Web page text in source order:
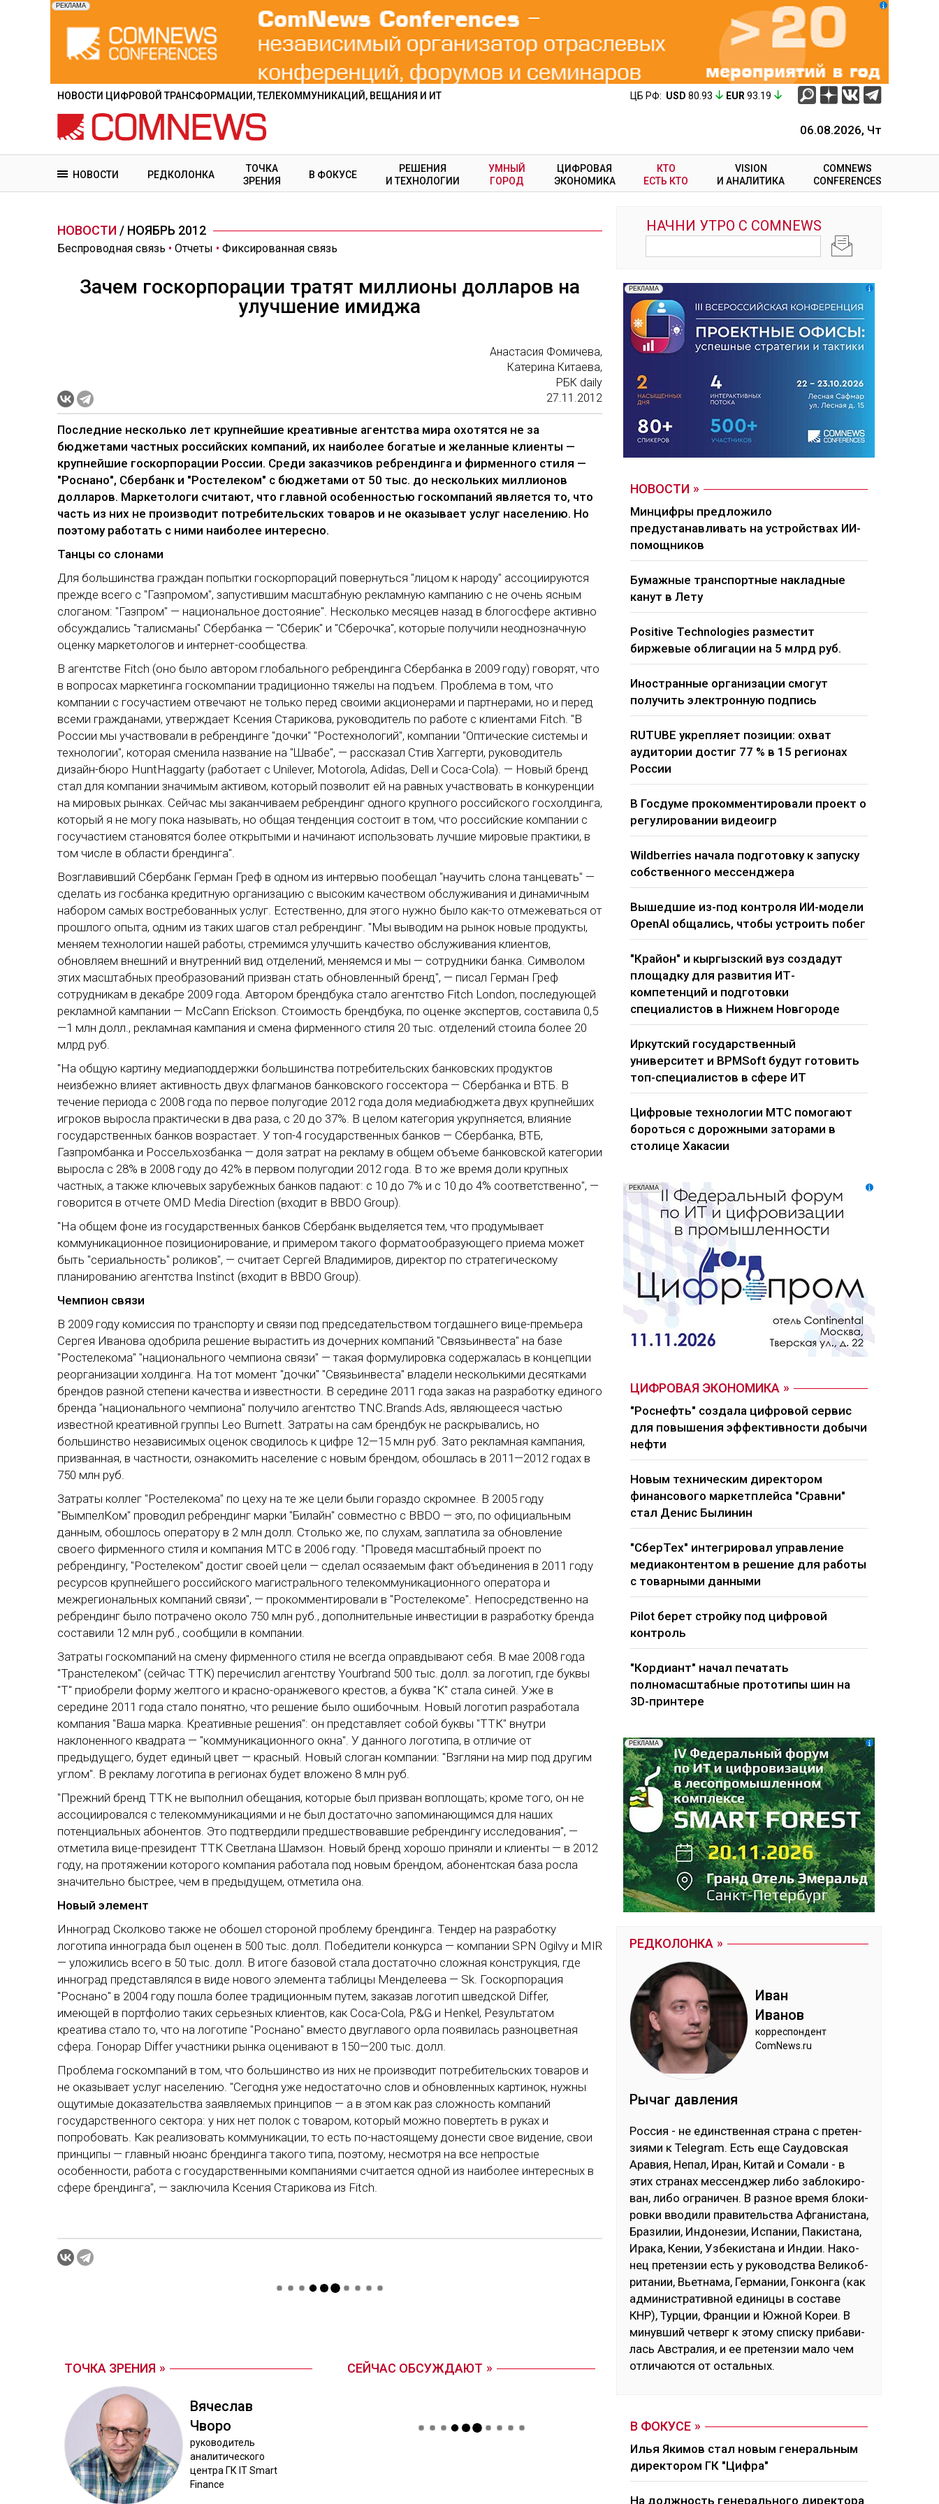
содержанию
НОВОСТИ ЦИФРОВОЙ ТРАНСФОРМАЦИИ, ТЕЛЕКОММУНИКАЦИЙ, ВЕЩАНИЯ И ИТ ЦБ РФ: USD 80.93 EUR 93.19
06.08.2026, Чт
НОВОСТИ РЕДКОЛОНКА
ТОЧКА
ЗРЕНИЯ
В ФОКУСЕ
РЕШЕНИЯ
И ТЕХНОЛОГИИ
УМНЫЙ
ГОРОД
ЦИФРОВАЯ
ЭКОНОМИКА
КТО
ЕСТЬ КТО
VISION
И АНАЛИТИКА
COMNEWS
CONFERENCES
НОВОСТИ / НОЯБРЬ 2012
Беспроводная связь • Отчеты • Фиксированная связь
Зачем госкорпорации тратят миллионы долларов на
улучшение имиджа
Анастасия Фомичева,
Катерина Китаева,
РБК daily
27.11.2012
Последние несколько лет крупнейшие креативные агентства мира охотятся не за
бюджетами частных российских компаний, их наиболее богатые и желанные клиенты —
крупнейшие госкорпорации России. Среди заказчиков ребрендинга и фирменного стиля —
"Роснано", Сбербанк и "Ростелеком" с бюджетами от 50 тыс. до нескольких миллионов
долларов. Маркетологи считают, что главной особенностью госкомпаний является то, что
часть из них не производит потребительских товаров и не оказывает услуг населению. Но
поэтому работать с ними наиболее интересно.
Танцы со слонами
Для большинства граждан попытки госкорпораций повернуться "лицом к народу" ассоциируются
прежде всего с "Газпромом", запустившим масштабную рекламную кампанию с не очень ясным
слоганом: "Газпром" — национальное достояние". Несколько месяцев назад в блогосфере активно
обсуждались "талисманы" Сбербанка — "Сберик" и "Сберочка", которые получили неоднозначную
оценку маркетологов и интернет-сообщества.
В агентстве Fitch (оно было автором глобального ребрендинга Сбербанка в 2009 году) говорят, что
в вопросах маркетинга госкомпании традиционно тяжелы на подъем. Проблема в том, что
компании с госучастием отвечают не только перед своими акционерами и партнерами, но и перед
всеми гражданами, утверждает Ксения Старикова, руководитель по работе с клиентами Fitch. "В
России мы участвовали в ребрендинге "дочки" "Ростехнологий", компании "Оптические системы и
технологии", которая сменила название на "Швабе", — рассказал Стив Хаггерти, руководитель
дизайн-бюро HuntHaggarty (работает с Unilever, Motorola, Adidas, Dell и Coca-Cola). — Новый бренд
стал для компании значимым активом, который позволит ей на равных участвовать в конкуренции
на мировых рынках. Сейчас мы заканчиваем ребрендинг одного крупного российского госхолдинга,
который я не могу пока называть, но общая тенденция состоит в том, что российские компании с
госучастием становятся более открытыми и начинают использовать лучшие мировые практики, в
том числе в области брендинга".
Возглавивший Сбербанк Герман Греф в одном из интервью пообещал "научить слона танцевать" —
сделать из госбанка кредитную организацию с высоким качеством обслуживания и динамичным
набором самых востребованных услуг. Естественно, для этого нужно было как-то отмежеваться от
прошлого опыта, одним из таких шагов стал ребрендинг. "Мы выводим на рынок новые продукты,
меняем технологии нашей работы, стремимся улучшить качество обслуживания клиентов,
обновляем внешний и внутренний вид отделений, меняемся и мы — сотрудники банка. Символом
этих масштабных преобразований призван стать обновленный бренд", — писал Герман Греф
сотрудникам в декабре 2009 года. Автором брендбука стало агентство Fitch London, последующей
рекламной кампании — McCann Erickson. Стоимость брендбука, по оценке экспертов, составила 0,5
—1 млн долл., рекламная кампания и смена фирменного стиля 20 тыс. отделений стоила более 20
млрд руб.
"На общую картину медиаподдержки большинства потребительских банковских продуктов
неизбежно влияет активность двух флагманов банковского госсектора — Сбербанка и ВТБ. В
течение периода с 2008 года по первое полугодие 2012 года доля медиабюджета двух крупнейших
игроков выросла практически в два раза, с 20 до 37%. В целом категория укрупняется, влияние
государственных банков возрастает. У топ-4 государственных банков — Сбербанка, ВТБ,
Газпромбанка и Россельхозбанка — доля затрат на рекламу в общем объеме банковской категории
выросла с 28% в 2008 году до 42% в первом полугодии 2012 года. В то же время доли крупных
частных, а также ключевых зарубежных банков падают: с 10 до 7% и с 10 до 4% соответственно", —
говорится в отчете OMD Media Direction (входит в BBDO Group).
"На общем фоне из государственных банков Сбербанк выделяется тем, что продумывает
коммуникационное позиционирование, и примером такого форматообразующего приема может
быть "сериальность" роликов", — считает Сергей Владимиров, директор по стратегическому
планированию агентства Instinct (входит в BBDO Group).
Чемпион связи
В 2009 году комиссия по транспорту и связи под председательством тогдашнего вице-премьера
Сергея Иванова одобрила решение вырастить из дочерних компаний "Связьинвеста" на базе
"Ростелекома" "национального чемпиона связи" — такая формулировка содержалась в концепции
реорганизации холдинга. На тот момент "дочки" "Связьинвеста" владели несколькими десятками
брендов разной степени качества и известности. В середине 2011 года заказ на разработку единого
бренда "национального чемпиона" получило агентство TNC.Brands.Ads, являющееся частью
известной креативной группы Leo Burnett. Затраты на сам брендбук не раскрывались, но
большинство независимых оценок сводилось к цифре 12—15 млн руб. Зато рекламная кампания,
призванная, в частности, ознакомить население с новым брендом, обошлась в 2011—2012 годах в
750 млн руб.
Затраты коллег "Ростелекома" по цеху на те же цели были гораздо скромнее. В 2005 году
"ВымпелКом" проводил ребрендинг марки "Билайн" совместно с BBDO — это, по официальным
данным, обошлось оператору в 2 млн долл. Столько же, по слухам, заплатила за обновление
своего фирменного стиля и компания МТС в 2006 году. "Проведя масштабный проект по
ребрендингу, "Ростелеком" достиг своей цели — сделал осязаемым факт объединения в 2011 году
ресурсов крупнейшего российского магистрального телекоммуникационного оператора и
межрегиональных компаний связи", — прокомментировали в "Ростелекоме". Непосредственно на
ребрендинг было потрачено около 750 млн руб., дополнительные инвестиции в разработку бренда
составили 12 млн руб., сообщили в компании.
Затраты госкомпаний на смену фирменного стиля не всегда оправдывают себя. В мае 2008 года
"Транстелеком" (сейчас ТТК) перечислил агентству Yourbrand 500 тыс. долл. за логотип, где буквы
"Т" приобрели форму желтого и красно-оранжевого крестов, а буква "К" стала синей. Уже в
середине 2011 года стало понятно, что решение было ошибочным. Новый логотип разработала
компания "Ваша марка. Креативные решения": он представляет собой буквы "ТТК" внутри
наклоненного квадрата — "коммуникационного окна". У данного логотипа, в отличие от
предыдущего, будет единый цвет — красный. Новый слоган компании: "Взгляни на мир под другим
углом". В рекламу логотипа в регионах будет вложено 8 млн руб.
"Прежний бренд ТТК не выполнил обещания, которые был призван воплощать; кроме того, он не
ассоциировался с телекоммуникациями и не был достаточно запоминающимся для наших
потенциальных абонентов. Это подтвердили предшествовавшие ребрендингу исследования", —
отметила вице-президент ТТК Светлана Шамзон. Новый бренд хорошо приняли и клиенты — в 2012
году, на протяжении которого компания работала под новым брендом, абонентская база росла
значительно быстрее, чем в предыдущем, отметила она.
Новый элемент
Инноград Сколково также не обошел стороной проблему брендинга. Тендер на разработку
логотипа иннограда был оценен в 500 тыс. долл. Победители конкурса — компании SPN Ogilvy и MIR
— уложились всего в 50 тыс. долл. В итоге базовой стала достаточно сложная конструкция, где
инноград представлялся в виде нового элемента таблицы Менделеева — Sk. Госкорпорация
"Роснано" в 2004 году пошла более традиционным путем, заказав логотип шведской Differ,
имеющей в портфолио таких серьезных клиентов, как Coca-Cola, P&G и Henkel, Результатом
креатива стало то, что на логотипе "Роснано" вместо двуглавого орла появилась разноцветная
сфера. Гонорар Differ участники рынка оценивают в 150—200 тыс. долл.
Проблема госкомпаний в том, что большинство из них не производит потребительских товаров и
не оказывает услуг населению. "Сегодня уже недостаточно слов и обновленных картинок, нужны
ощутимые доказательства заявляемых принципов — а в этом как раз сложность компаний
государственного сектора: у них нет полок с товаром, который можно повертеть в руках и
попробовать. Как реализовать коммуникации, то есть по-настоящему донести свое видение, свои
принципы — главный нюанс брендинга такого типа, поэтому, несмотря на все непростые
особенности, работа с государственными компаниями считается одной из наиболее интересных в
сфере брендинга", — заключила Ксения Старикова из Fitch.
ТОЧКА ЗРЕНИЯ
Вя­чес­лав
Чво­ро
ру­ково­дитель
ана­лити­чес­ко­го
цен­тра ГК IT Smart
Finance
СЕЙЧАС ОБСУЖДАЮТ
НОВОСТИ
Минцифры предложило
предустанавливать на устройствах ИИ-
помощников
Бумажные транспортные накладные
канут в Лету
Positive Technologies разместит
биржевые облигации на 5 млрд руб.
Иностранные организации смогут
получить электронную подпись
RUTUBE укрепляет позиции: охват
аудитории достиг 77 % в 15 регионах
России
В Госдуме прокомментировали проект о
регулировании видеоигр
Wildberries начала подготовку к запуску
собственного мессенджера
Вышедшие из-под контроля ИИ-модели
OpenAI общались, чтобы устроить побег
"Крайон" и кыргызский вуз создадут
площадку для развития ИТ-
компетенций и подготовки
специалистов в Нижнем Новгороде
Иркутский государственный
университет и BPMSoft будут готовить
топ-специалистов в сфере ИТ
Цифровые технологии МТС помогают
бороться с дорожными заторами в
столице Хакасии
ЦИФРОВАЯ ЭКОНОМИКА
"Роснефть" создала цифровой сервис
для повышения эффективности добычи
нефти
Новым техническим директором
финансового маркетплейса "Сравни"
стал Денис Былинин
"СберТех" интегрировал управление
медиаконтентом в решение для работы
с товарными данными
Pilot берет стройку под цифровой
контроль
"Кордиант" начал печатать
полномасштабные прототипы шин на
3D-принтере
РЕДКОЛОНКА
Иван
Ива­нов
кор­рес­пон­дент
ComNews.ru
Ры­чаг дав­ле­ния
Рос­сия - не единс­твен­ная стра­на с пре­тен­
зия­ми к Telegram. Есть еще Сау­дов­ская
Ара­вия, Не­пал, Иран, Ки­тай и Со­ма­ли - в
этих стра­нах мес­сен­джер ли­бо заб­ло­ки­ро­
ван, ли­бо ог­ра­ни­чен. В раз­ное вре­мя бло­ки­
ров­ки вво­ди­ли пра­ви­тель­ства Аф­га­нис­та­на,
Бра­зи­лии, Ин­до­не­зии, Ис­па­нии, Па­кис­та­на,
Ира­ка, Ке­нии, Уз­бе­кис­та­на и Ин­дии. На­ко­
нец пре­тен­зии есть у ру­ко­водс­тва Ве­ли­коб­
ри­та­нии, Вь­ет­на­ма, Гер­ма­нии, Гон­кон­га (как
ад­ми­нис­тра­тив­ной еди­ни­цы в сос­та­ве
КНР), Тур­ции, Фран­ции и Юж­ной Ко­реи. В
ми­нув­ший чет­верг к это­му спис­ку при­ба­ви­
лась Авс­тра­лия, и ее пре­тен­зии ма­ло чем
от­ли­чают­ся от ос­таль­ных.
В ФОКУСЕ
Илья Якимов стал новым генеральным
директором ГК "Цифра"
На должность генерального директора